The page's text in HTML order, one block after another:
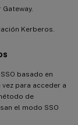
Kerberos.
basado en
para acceder a
de
el modo SSO